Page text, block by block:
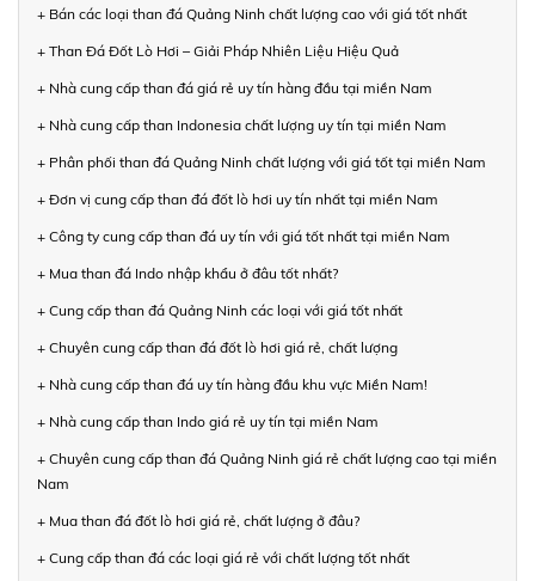
+ Bán các loại than đá Quảng Ninh chất lượng cao với giá tốt nhất
+ Than Đá Đốt Lò Hơi – Giải Pháp Nhiên Liệu Hiệu Quả
+ Nhà cung cấp than đá giá rẻ uy tín hàng đầu tại miền Nam
+ Nhà cung cấp than Indonesia chất lượng uy tín tại miền Nam
+ Phân phối than đá Quảng Ninh chất lượng với giá tốt tại miền Nam
+ Đơn vị cung cấp than đá đốt lò hơi uy tín nhất tại miền Nam
+ Công ty cung cấp than đá uy tín với giá tốt nhất tại miền Nam
+ Mua than đá Indo nhập khẩu ở đâu tốt nhất?
+ Cung cấp than đá Quảng Ninh các loại với giá tốt nhất
+ Chuyên cung cấp than đá đốt lò hơi giá rẻ, chất lượng
+ Nhà cung cấp than đá uy tín hàng đầu khu vực Miền Nam!
+ Nhà cung cấp than Indo giá rẻ uy tín tại miền Nam
+ Chuyên cung cấp than đá Quảng Ninh giá rẻ chất lượng cao tại miền
Nam
+ Mua than đá đốt lò hơi giá rẻ, chất lượng ở đâu?
+ Cung cấp than đá các loại giá rẻ với chất lượng tốt nhất